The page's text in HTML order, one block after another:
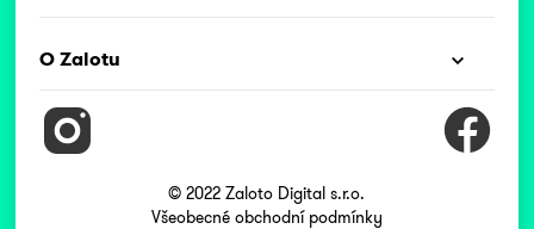
O Zalotu
© 2022 Zaloto Digital s.r.o.
Všeobecné obchodní podmínky